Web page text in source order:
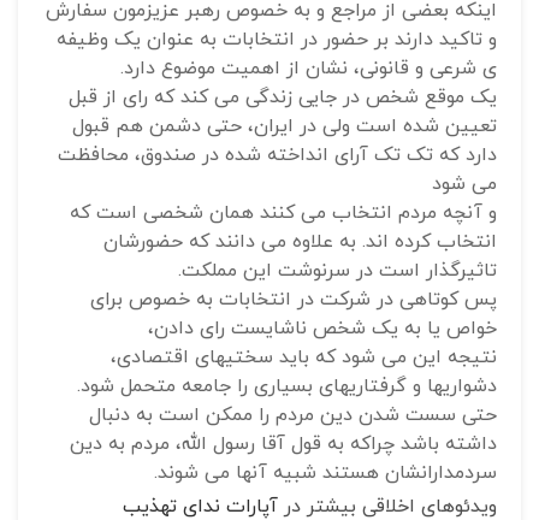
اینکه بعضی از مراجع و به خصوص رهبر عزیزمون سفارش
و تاکید دارند بر حضور در انتخابات به عنوان یک وظیفه
ی شرعی و قانونی، نشان از اهمیت موضوع دارد.
یک موقع شخص در جایی زندگی می کند که رای از قبل
تعیین شده است ولی در ایران، حتی دشمن هم قبول
دارد که تک تک آرای انداخته شده در صندوق، محافظت
می شود
و آنچه مردم انتخاب می کنند همان شخصی است که
انتخاب کرده اند. به علاوه می دانند که حضورشان
تاثیرگذار است در سرنوشت این مملکت.
پس کوتاهی در شرکت در انتخابات به خصوص برای
خواص یا به یک شخص ناشایست رای دادن،
نتیجه این می شود که باید سختیهای اقتصادی،
دشواریها و گرفتاریهای بسیاری را جامعه متحمل شود.
حتی سست شدن دین مردم را ممکن است به دنبال
داشته باشد چراکه به قول آقا رسول الله، مردم به دین
سردمدارانشان هستند شبیه آنها می شوند.
ویدئوهای اخلاقی بیشتر در آپارات ندای تهذیب